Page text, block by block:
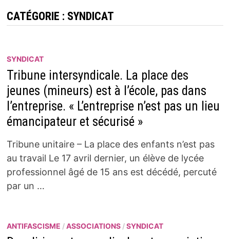
CATÉGORIE : SYNDICAT
SYNDICAT
Tribune intersyndicale. La place des
jeunes (mineurs) est à l’école, pas dans
l’entreprise. « L’entreprise n’est pas un lieu
émancipateur et sécurisé »
Tribune unitaire – La place des enfants n’est pas
au travail Le 17 avril dernier, un élève de lycée
professionnel âgé de 15 ans est décédé, percuté
par un …
ANTIFASCISME /ASSOCIATIONS/SYNDICAT